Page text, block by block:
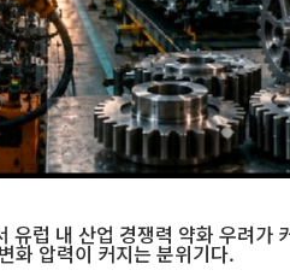
럽 내 산업 경쟁력 약화 우려
화 압력이 커지는 분위기다.